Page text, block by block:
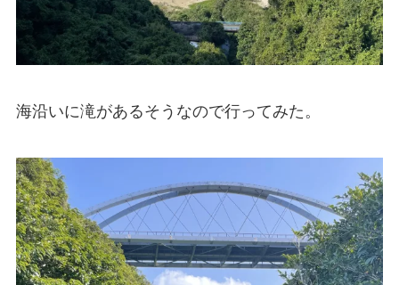
海沿いに滝があるそうなので行ってみた。